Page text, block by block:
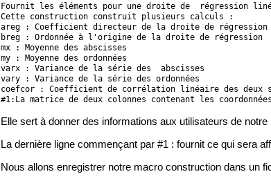
Fournit les éléments pour une droite de  régression
Cette construction construit plusieurs calculs :
areg : Coefficient directeur de la droite de régression
breg : Ordonnée à l'origine de la droite de régression
mx : Moyenne des abscisses
my : Moyenne des ordonnées
varx : Variance de la série des  abscisses
vary : Variance de la série des ordonnées
coefcor : Coefficient de corrélation linéaire des deux
#1:La matrice de deux colonnes contenant les
Elle sert à donner des informations aux utilisateurs de
La dernière ligne commençant par #1 : fournit ce qui sera
Nous allons enregistrer notre macro construction dans un